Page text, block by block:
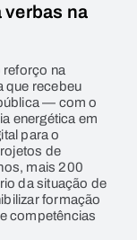
verbas na
na
que recebeu
— com o
energética em
para o
de
mais 200
da situação de
formação
competências